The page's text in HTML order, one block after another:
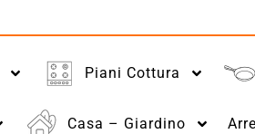
Piani Cottura
Casa – Giardino